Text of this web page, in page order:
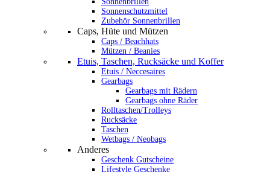
Sonnenschutzmittel
Zubehör Sonnenbrillen
Caps, Hüte und Mützen
Caps / Beachhats
Mützen / Beanies
Etuis, Taschen, Rucksäcke und Koffer
Etuis / Neccesaires
Gearbags
Gearbags mit Rädern
Gearbags ohne Räder
Rolltaschen/Trolleys
Rucksäcke
Taschen
Wetbags / Neobags
Anderes
Geschenk Gutscheine
Lifestyle Geschenke